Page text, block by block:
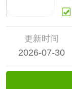
更新时间
2026-07-30